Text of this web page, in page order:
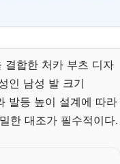
결합한 처카 부츠 디자
인 남성 발 크기
발등 높이 설계에 따라
한 대조가 필수적이다.